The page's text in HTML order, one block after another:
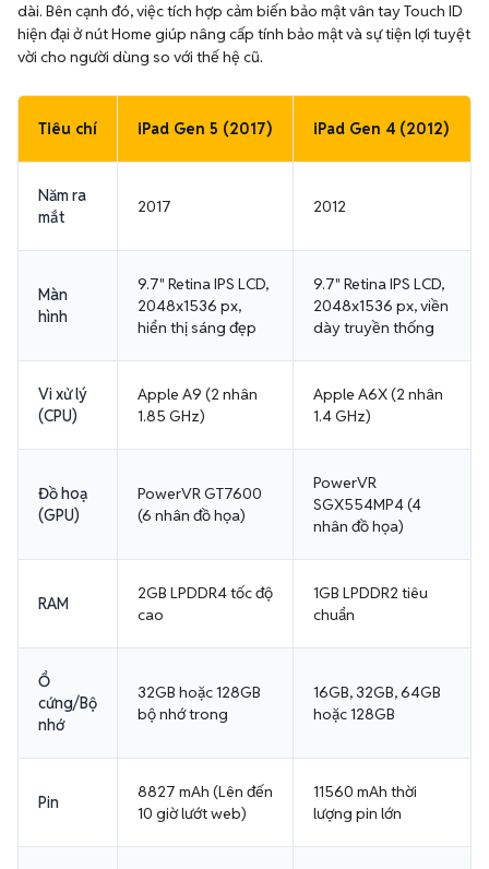
dài. Bên cạnh đó, việc tích hợp cảm biến bảo mật vân tay Touch ID
hiện đại ở nút Home giúp nâng cấp tính bảo mật và sự tiện lợi tuyệt
vời cho người dùng so với thế hệ cũ.
Tiêu chí iPad Gen 5 (2017) iPad Gen 4 (2012)
Năm ra
mắt
2017 2012
Màn
hình
9.7" Retina IPS LCD,
2048x1536 px,
hiển thị sáng đẹp
9.7" Retina IPS LCD,
2048x1536 px, viền
dày truyền thống
Vi xử lý
(CPU)
Apple A9 (2 nhân
1.85 GHz)
Apple A6X (2 nhân
1.4 GHz)
Đồ hoạ
(GPU)
PowerVR GT7600
(6 nhân đồ họa)
PowerVR
SGX554MP4 (4
nhân đồ họa)
RAM
2GB LPDDR4 tốc độ
cao
1GB LPDDR2 tiêu
chuẩn
Ổ
cứng/Bộ
nhớ
32GB hoặc 128GB
bộ nhớ trong
16GB, 32GB, 64GB
hoặc 128GB
Pin
8827 mAh (Lên đến
10 giờ lướt web)
11560 mAh thời
lượng pin lớn